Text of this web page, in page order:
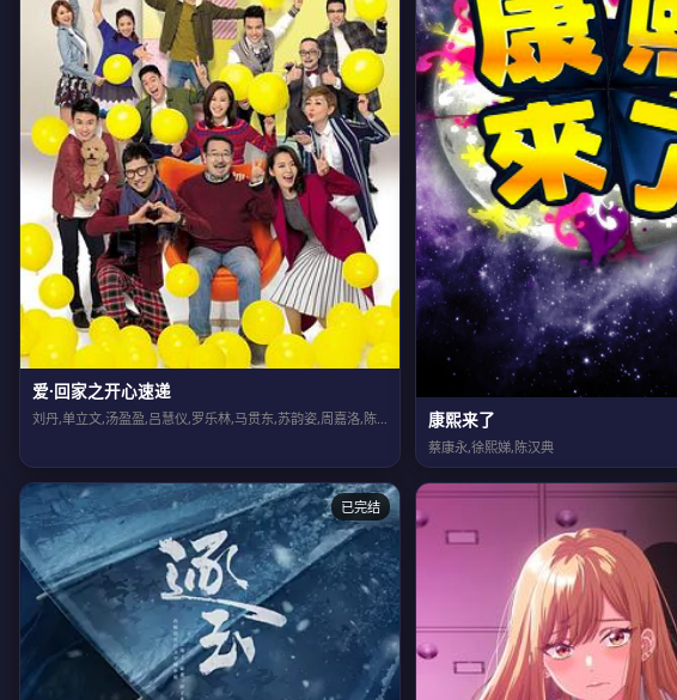
爱·回家之开心速递
刘丹,单立文,汤盈盈,吕慧仪,罗乐林,马贯东,苏韵姿,周嘉洛,陈浚霆,吴伟豪 康熙来了
蔡康永,徐熙娣,陈汉典
已完结